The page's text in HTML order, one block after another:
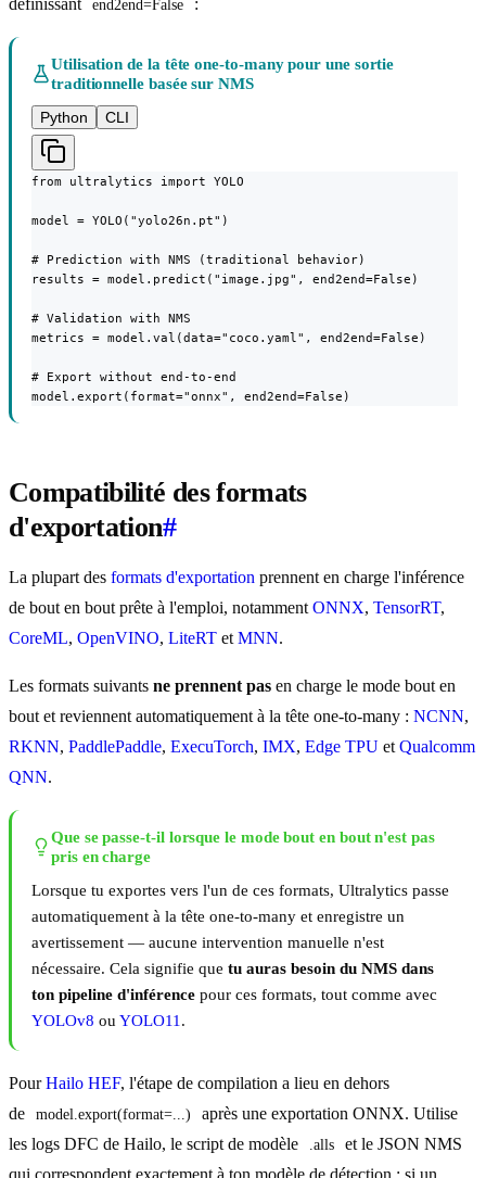
définissant
end2end=False :
Utilisation de la tête one-to-many pour une sortie
traditionnelle basée sur NMS
Python
CLI
from ultralytics import YOLO
model = YOLO("yolo26n.pt")
# Prediction with NMS (traditional behavior)
results = model.predict("image.jpg", end2end=False)
# Validation with NMS
metrics = model.val(data="coco.yaml", end2end=False)
# Export without end-to-end
model.export(format="onnx", end2end=False)
Compatibilité des formats
d'exportation#
La plupart des formats d'exportation prennent en charge l'inférence
de bout en bout prête à l'emploi, notamment ONNX, TensorRT,
CoreML, OpenVINO, LiteRT et MNN.
Les formats suivants ne prennent pas en charge le mode bout en
bout et reviennent automatiquement à la tête one-to-many : NCNN,
RKNN, PaddlePaddle, ExecuTorch, IMX, Edge TPU et Qualcomm
QNN.
Que se passe-t-il lorsque le mode bout en bout n'est pas
pris en charge
Lorsque tu exportes vers l'un de ces formats, Ultralytics passe
automatiquement à la tête one-to-many et enregistre un
avertissement — aucune intervention manuelle n'est
nécessaire. Cela signifie que tu auras besoin du NMS dans
ton pipeline d'inférence pour ces formats, tout comme avec
YOLOv8 ou YOLO11 .
PourHailo HEF, l'étape de compilation a lieu en dehors
de
model.export(format=...)
après une exportation ONNX. Utilise
les logs DFC de Hailo, le script de modèle
.alls
et le JSON NMS
qui correspondent exactement à ton modèle de détection ; si un